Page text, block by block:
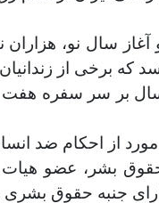
سال نو، هزاران
که برخی از
بر سر سفره
مورد از احکام ضد
بشر، عضو
جنبه حقوق بشری